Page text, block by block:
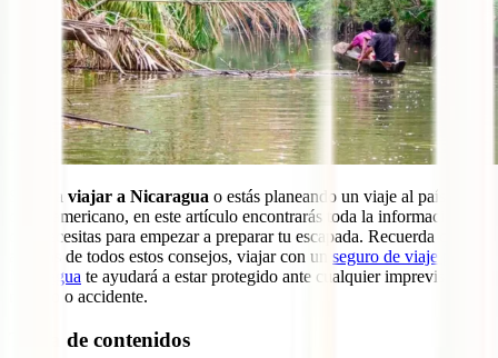
Si vas a viajar a Nicaragua o estás planeando un viaje al país
centroamericano, en este artículo encontrarás toda la información
que necesitas para empezar a preparar tu escapada. Recuerda que,
además de todos estos consejos, viajar con un seguro de viaje para
Nicaragua te ayudará a estar protegido ante cualquier imprevisto
médico o accidente.
Tabla de contenidos